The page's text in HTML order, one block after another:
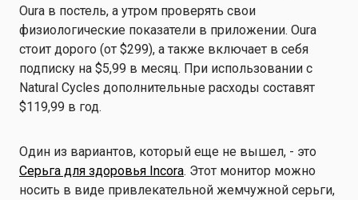
Oura в постель, а утром проверять свои
физиологические показатели в приложении. Oura
стоит дорого (от $299), а также включает в себя
подписку на $5,99 в месяц. При использовании с
Natural Cycles дополнительные расходы составят
$119,99 в год.
Один из вариантов, который еще не вышел, - это
Серьга для здоровья Incora. Этот монитор можно
носить в виде привлекательной жемчужной серьги,